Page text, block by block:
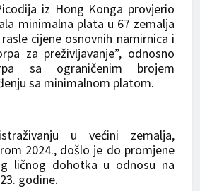
iz Hong Konga provjerio
minimalna plata u 67 zemalja
cijene osnovnih namirnica i
za preživljavanje”, odnosno
sa ograničenim brojem
sa minimalnom platom.
u većini zemalja,
2024., došlo je do promjene
ličnog dohotka u odnosu na
godine.